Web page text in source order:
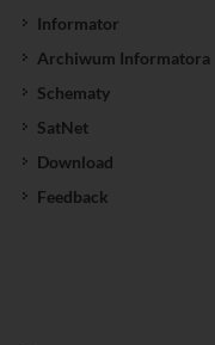
Informator
Archiwum Informatora
Schematy
SatNet
Download
Feedback